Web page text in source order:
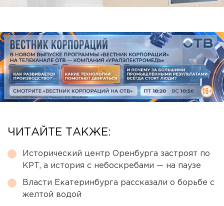
ЧИТАЙТЕ ТАКЖЕ:
Исторический центр Оренбурга застроят по
КРТ, а история с небоскребами — на паузе
Власти Екатеринбурга рассказали о борьбе с
желтой водой